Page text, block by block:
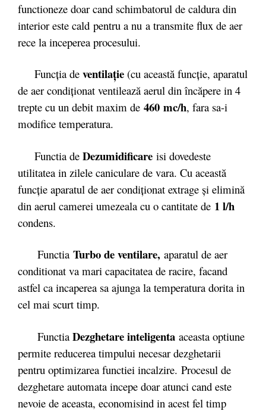
functioneze doar cand schimbatorul de caldura din
interior este cald pentru a nu a transmite flux de aer
rece la inceperea procesului.
Funcţia de ventilaţie (cu această funcţie, aparatul
de aer condiţionat ventilează aerul din încăpere in 4
trepte cu un debit maxim de 460 mc/h, fara sa-i
modifice temperatura.
Functia de Dezumidificare isi dovedeste
utilitatea in zilele caniculare de vara. Cu această
funcţie aparatul de aer condiţionat extrage şi elimină
din aerul camerei umezeala cu o cantitate de 1 l/h
condens.
Functia Turbo de ventilare, aparatul de aer
conditionat va mari capacitatea de racire, facand
astfel ca incaperea sa ajunga la temperatura dorita in
cel mai scurt timp.
Functia Dezghetare inteligenta aceasta optiune
permite reducerea timpului necesar dezghetarii
pentru optimizarea functiei incalzire. Procesul de
dezghetare automata incepe doar atunci cand este
nevoie de aceasta, economisind in acest fel timp